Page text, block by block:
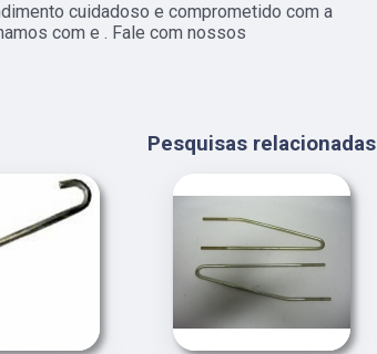
cuidadoso e comprometido com a
com e . Fale com nossos
Pesquisas relacionadas